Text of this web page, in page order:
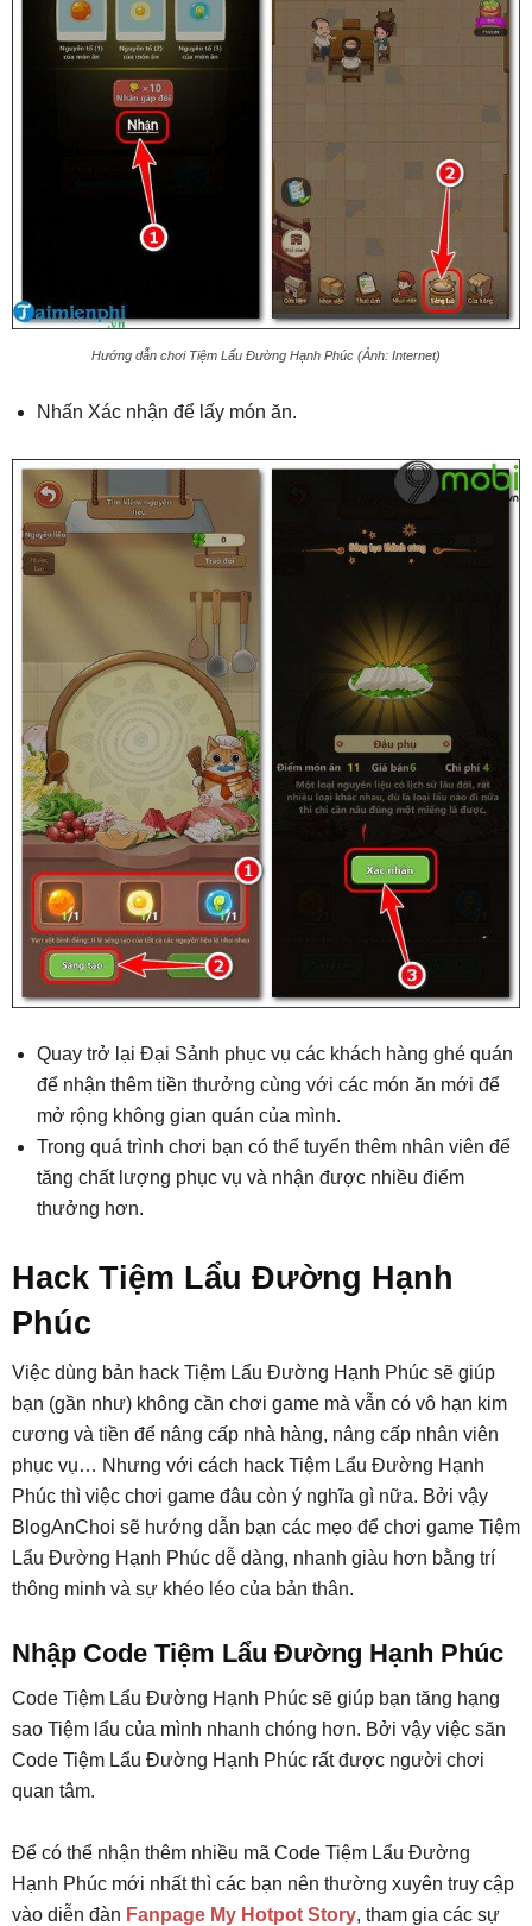
Hướng dẫn chơi Tiệm Lẩu Đường Hạnh Phúc (Ảnh: Internet)
Nhấn Xác nhận để lấy món ăn.
Quay trở lại Đại Sảnh phục vụ các khách hàng ghé quán
để nhận thêm tiền thưởng cùng với các món ăn mới để
mở rộng không gian quán của mình.
Trong quá trình chơi bạn có thể tuyển thêm nhân viên để
tăng chất lượng phục vụ và nhận được nhiều điểm
thưởng hơn.
Hack Tiệm Lẩu Đường Hạnh
Phúc
Việc dùng bản hack Tiệm Lẩu Đường Hạnh Phúc sẽ giúp
bạn (gần như) không cần chơi game mà vẫn có vô hạn kim
cương và tiền để nâng cấp nhà hàng, nâng cấp nhân viên
phục vụ… Nhưng với cách hack Tiệm Lẩu Đường Hạnh
Phúc thì việc chơi game đâu còn ý nghĩa gì nữa. Bởi vậy
BlogAnChoi sẽ hướng dẫn bạn các mẹo để chơi game Tiệm
Lẩu Đường Hạnh Phúc dễ dàng, nhanh giàu hơn bằng trí
thông minh và sự khéo léo của bản thân.
Nhập Code Tiệm Lẩu Đường Hạnh Phúc
Code Tiệm Lẩu Đường Hạnh Phúc sẽ giúp bạn tăng hạng
sao Tiệm lẩu của mình nhanh chóng hơn. Bởi vậy việc săn
Code Tiệm Lẩu Đường Hạnh Phúc rất được người chơi
quan tâm.
Để có thể nhận thêm nhiều mã Code Tiệm Lẩu Đường
Hạnh Phúc mới nhất thì các bạn nên thường xuyên truy cập
vào diễn đàn Fanpage My Hotpot Story, tham gia các sự